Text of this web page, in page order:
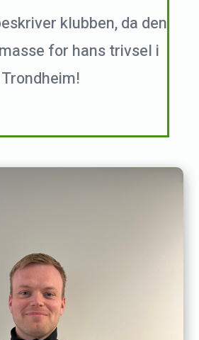
klubben, da den
for hans trivsel i
Trondheim!